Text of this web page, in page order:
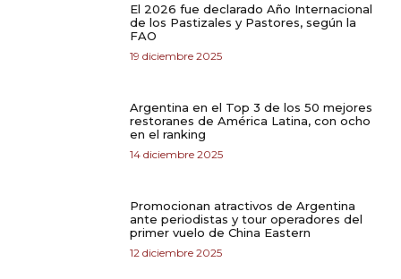
El 2026 fue declarado Año Internacional
de los Pastizales y Pastores, según la
FAO
19 diciembre 2025
Argentina en el Top 3 de los 50 mejores
restoranes de América Latina, con ocho
en el ranking
14 diciembre 2025
Promocionan atractivos de Argentina
ante periodistas y tour operadores del
primer vuelo de China Eastern
12 diciembre 2025